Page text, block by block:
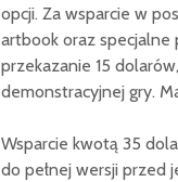
opcji. Za wsparcie w
artbook oraz specjalne
przekazanie 15
demonstracyjnej gry.
Wsparcie kwotą 35
do pełnej wersji przed